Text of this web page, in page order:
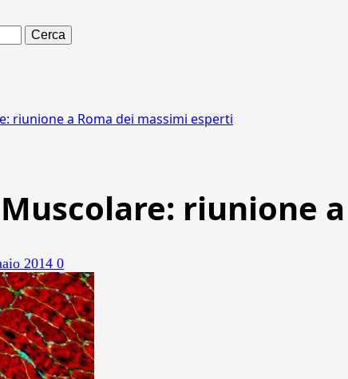
riunione a Roma dei massimi esperti
riunione
2014 0